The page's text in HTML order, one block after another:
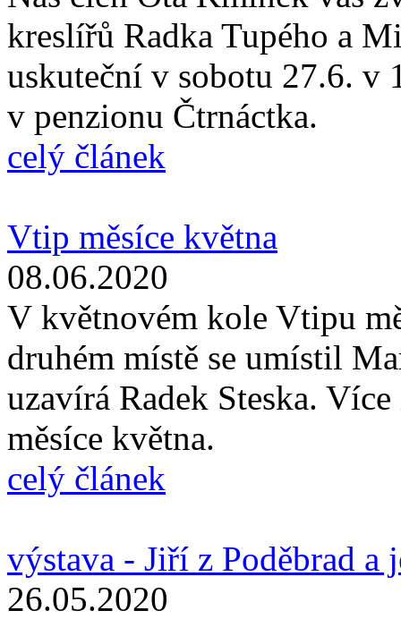
kreslířů Radka Tupého a
uskuteční v sobotu 27.6. v
v penzionu Čtrnáctka.
celý článek
Vtip měsíce května
08.06.2020
V květnovém kole Vtipu
druhém místě se umístil
uzavírá Radek Steska.
měsíce května.
celý článek
výstava - Jiří z Poděbrad a
26.05.2020